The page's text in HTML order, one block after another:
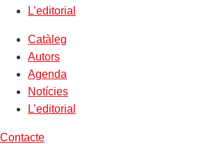
L’editorial
Catàleg
Autors
Agenda
Notícies
L’editorial
Contacte